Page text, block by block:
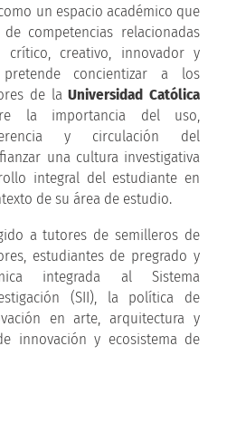
un espacio académico que
competencias relacionadas
crítico, creativo, innovador y
concientizar a los
de laUniversidad Católica
la importancia del uso,
y circulación del
una cultura investigativa
integral del estudiante en
de su área de estudio.
a tutores de semilleros de
estudiantes de pregrado y
integrada al Sistema
(SII), la política de
en arte, arquitectura y
innovación y ecosistema de